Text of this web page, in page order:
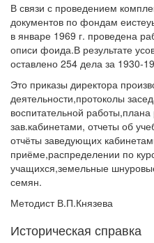
В связи с проведением
документов по фондам
в январе 1969 г. проведена
описи фоида.В результате
оставлено 254 дела за 1930-
Это приказы директора
деятельности,протоколы
воспитательной
зав.кабинетами, отчеты об
отчёты заведующих
приёме,распределении по
учащихся,земельные
семян.
Методист В.П.Князева
Историческая справка